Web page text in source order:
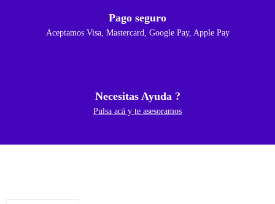
Pago seguro
Aceptamos Visa, Mastercard, Google Pay, Apple Pay
Necesitas Ayuda ?
Pulsa acá y te asesoramos